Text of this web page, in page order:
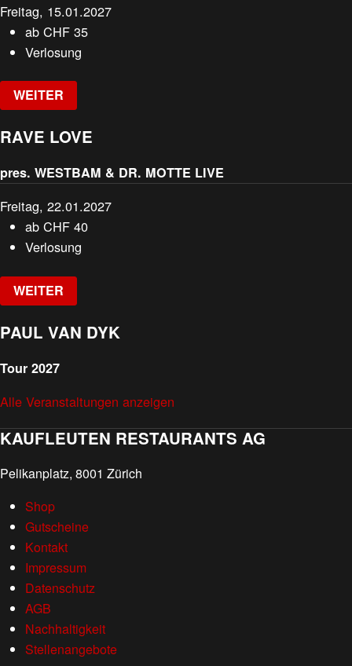
Freitag, 15.01.2027
abCHF 35
Verlosung
WEITER
RAVE LOVE
pres. WESTBAM & DR. MOTTE LIVE
Freitag, 22.01.2027
abCHF 40
Verlosung
WEITER
PAUL VAN DYK
Tour 2027
Alle Veranstaltungen anzeigen
KAUFLEUTEN RESTAURANTS AG
Pelikanplatz, 8001 Zürich
Shop
Gutscheine
Kontakt
Impressum
Datenschutz
AGB
Nachhaltigkeit
Stellenangebote